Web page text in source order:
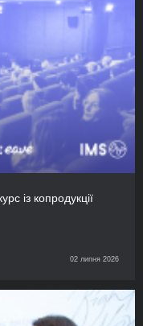
із копродукції
02 липня 2026